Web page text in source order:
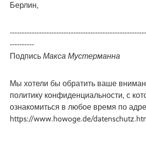
Берлин,
----------
Подпись Макса Мустерманна
Мы хотели бы обратить ваше
политику конфиденциальности, с
ознакомиться в любое время по
https://www.howoge.de/